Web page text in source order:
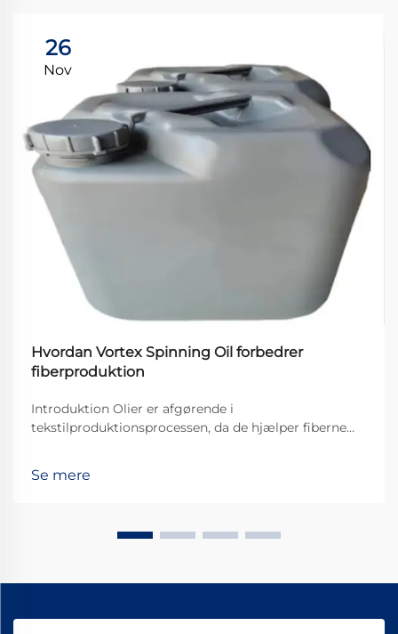
26
Nov
Hvordan Vortex Spinning Oil forbedrer
fiberproduktion
Introduktion Olier er afgørende i
tekstilproduktionsprocessen, da de hjælper fiberne
forskellige typer, der findes, er Vortex Spinning Oil
Se mere